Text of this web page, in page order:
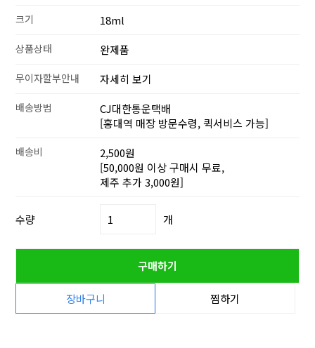
크기 18ml
상품상태 완제품
무이자할부안내 자세히 보기
배송방법
CJ대한통운택배
[홍대역 매장 방문수령, 퀵서비스 가능]
배송비
2,500원
[50,000원 이상 구매시 무료,
제주 추가 3,000원]
수량 개
구매하기
장바구니 찜하기